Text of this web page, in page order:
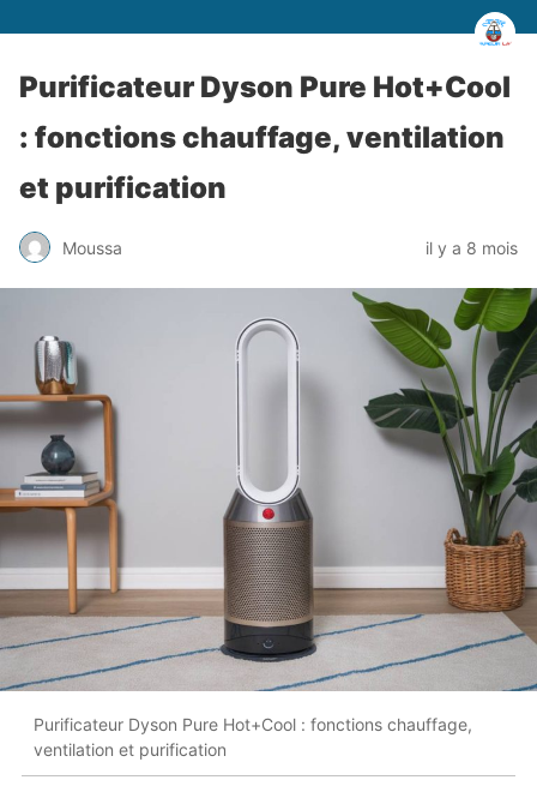
Purificateur Dyson Pure Hot+Cool
: fonctions chauffage, ventilation
et purification
Moussa il y a 8 mois
Purificateur Dyson Pure Hot+Cool : fonctions chauffage,
ventilation et purification